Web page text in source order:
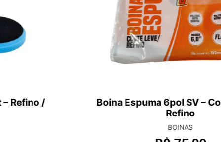
Boina Espuma 6pol SV – Corte Leve e